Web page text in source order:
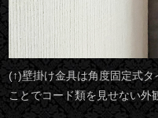
(↑)壁掛け金具は角度固定式
ことでコード類を見せない外